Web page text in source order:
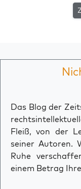
Das Blog der
Fleiß, von der
seiner Autoren.
Ruhe
einem Betrag